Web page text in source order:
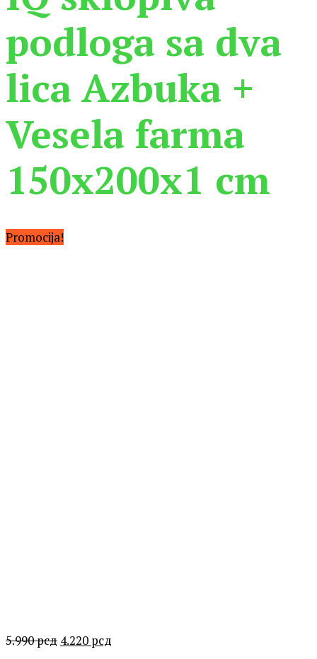
podloga sa dva
lica Azbuka +
Vesela farma
150x200x1 cm
Promocija!
5.990рсд Оригинална
4.220 рсд